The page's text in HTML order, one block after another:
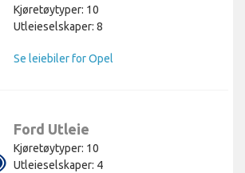
Kjøretøytyper: 10
Utleieselskaper: 8
Se leiebiler for Opel
Ford Utleie
Kjøretøytyper: 10
Utleieselskaper: 4